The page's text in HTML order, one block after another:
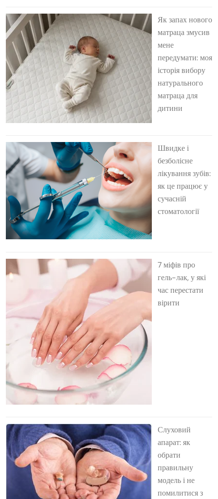
Як запах нового
матраца змусив
мене
передумати: моя
історія вибору
натурального
матраца для
дитини
Швидке і
безболісне
лікування зубів:
як це працює у
сучасній
стоматології
7 міфів про
гель-лак, у які
час перестати
вірити
Слуховий
апарат: як
обрати
правильну
модель і не
помилитися з